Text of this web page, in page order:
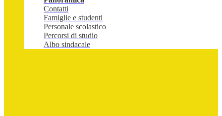
Contatti
Famiglie e studenti
Personale scolastico
Percorsi di studio
Albo sindacale